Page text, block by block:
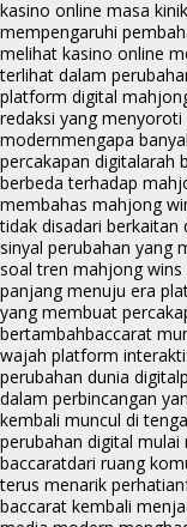
kasino online masa kini
mempengaruhi
melihat kasino online
terlihat dalam
platform digital
redaksi yang
modernmengapa
percakapan digitalarah
berbeda terhadap
membahas mahjong
tidak disadari
sinyal perubahan yang
soal tren mahjong wins
panjang menuju era
yang membuat
bertambahbaccarat
wajah platform
perubahan dunia digital
dalam perbincangan
kembali muncul di
perubahan digital
baccaratdari ruang
terus menarik perhatian
baccarat kembali